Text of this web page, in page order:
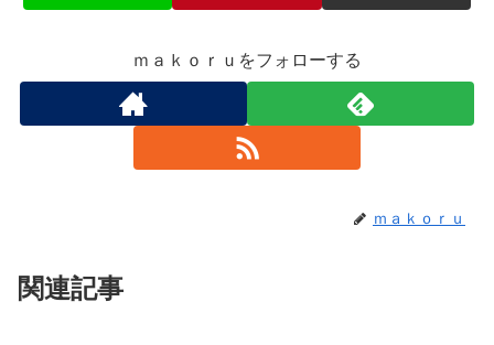
ｍａｋｏｒｕをフォローする
ｍａｋｏｒｕ
関連記事